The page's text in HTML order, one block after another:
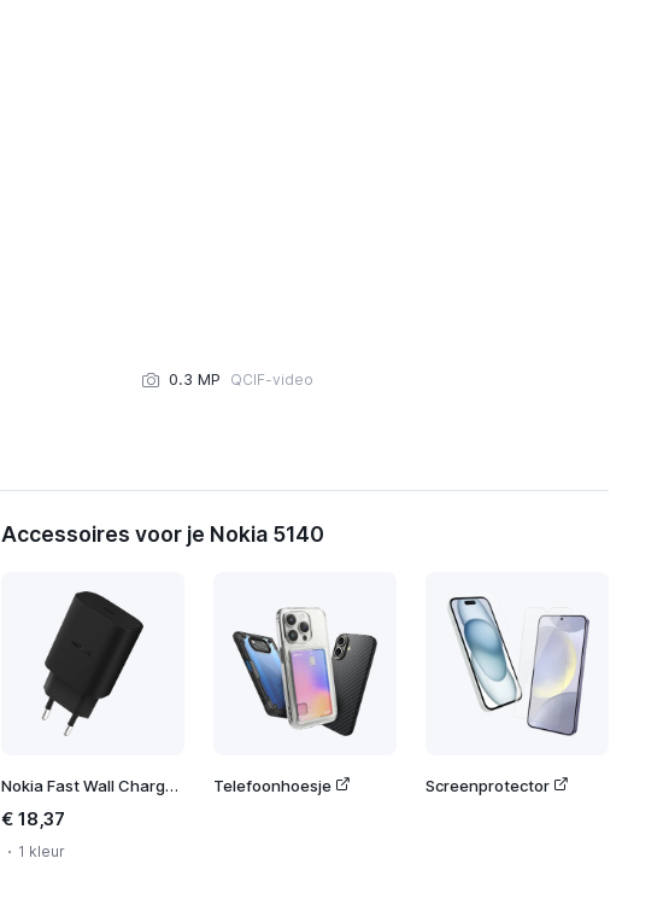
0.3 MP QCIF-video
Accessoires voor je Nokia 5140
Nokia Fast Wall Charger 20W
€ 18,37
1 kleur
Telefoonhoesje Screenprotector